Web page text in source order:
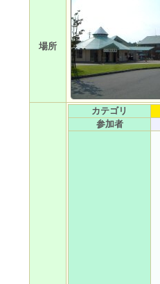
場所
カテゴリ
参加者